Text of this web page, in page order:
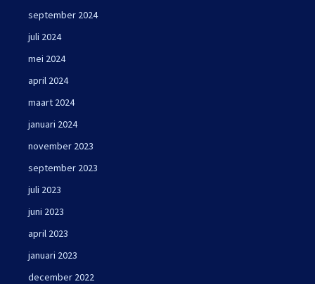
september 2024
juli 2024
mei 2024
april 2024
maart 2024
januari 2024
november 2023
september 2023
juli 2023
juni 2023
april 2023
januari 2023
december 2022